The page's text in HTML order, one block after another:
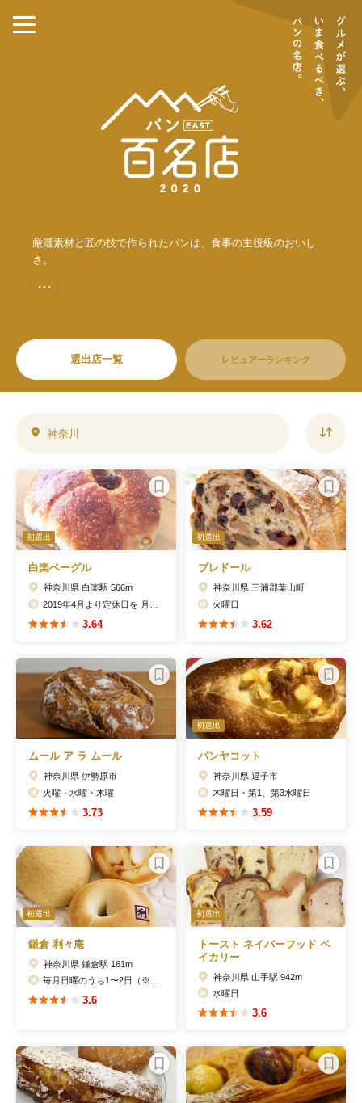
厳選素材と匠の技で作られたパンは、食事の主役級のおいし
さ。
・・・
選出店一覧 レビュアーランキング
神奈川
初選出
白楽ベーグル
神奈川県 白楽駅 566m
3.64
初選出
ブレドール
神奈川県 三浦郡葉山町
火曜日
3.62
ムール ア ラ ムール
神奈川県 伊勢原市
火曜・水曜・木曜
3.73
初選出
パンヤコット
神奈川県 逗子市
木曜日・第1、第3水曜日
3.59
初選出
鎌倉 利々庵
神奈川県 鎌倉駅 161m
3.6
初選出
トースト ネイバーフッド ベ
イカリー
神奈川県 山手駅 942m
水曜日
3.6